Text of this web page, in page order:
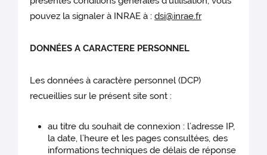
pouvez la signaler à INRAE à :dsi@inrae.fr
DONNÉES A CARACTERE PERSONNEL
Les données à caractère personnel (DCP)
recueillies sur le présent site sont :
au titre du souhait de connexion : l’adresse IP,
la date, l’heure et les pages consultées, des
informations techniques de délais de réponse